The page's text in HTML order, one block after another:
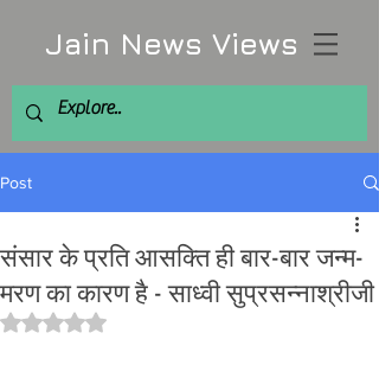
Jain News Views
Post
संसार के प्रति आसक्ति ही बार-बार जन्म-
मरण का कारण है - साध्वी सुप्रसन्नाश्रीजी
Rated NaN out of 5 stars.